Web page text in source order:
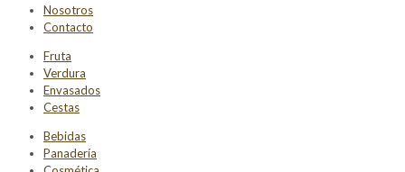
Nosotros
Contacto
Fruta
Verdura
Envasados
Cestas
Bebidas
Panadería